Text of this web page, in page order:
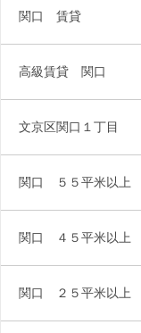
関口 賃貸
高級賃貸 関口
文京区関口１丁目
関口 ５５平米以上
関口 ４５平米以上
関口 ２５平米以上